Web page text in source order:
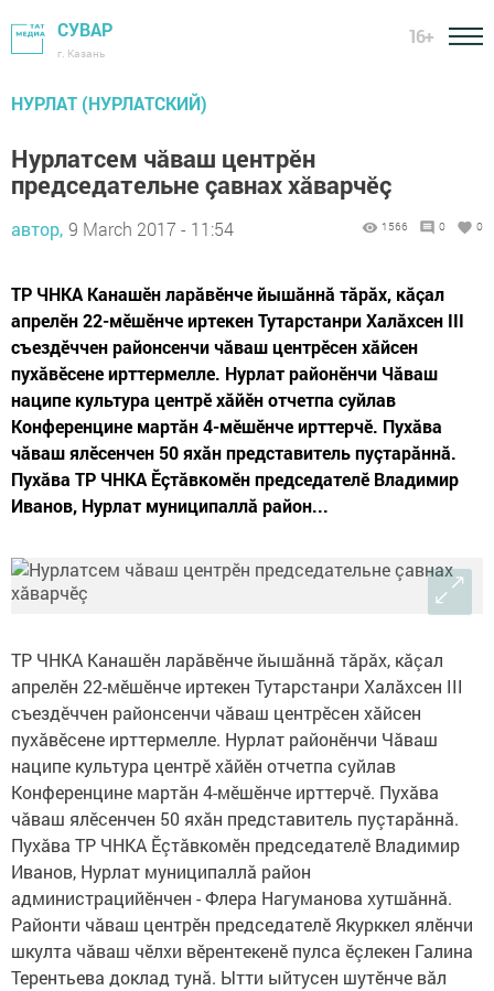
СУВАР
г. Казань
16+
НУРЛАТ (НУРЛАТСКИЙ)
Нурлатсем чăваш центрӗн
председательне çавнах хăварчӗç
автор, 9 March 2017 - 11:54 1566 0 0
ТР ЧНКА Канашӗн ларăвӗнче йышăннă тăрăх, кăçал
апрелӗн 22-мӗшӗнче иртекен Тутарстанри Халăхсен III
съездӗччен районсенчи чăваш центрӗсен хăйсен
пухăвӗсене ирттермелле. Нурлат районӗнчи Чăваш
наципе культура центрӗ хăйӗн отчетпа суйлав
Конференцине мартăн 4-мӗшӗнче ирттерчӗ. Пухăва
чăваш ялӗсенчен 50 яхăн представитель пуçтарăннă.
Пухăва ТР ЧНКА Ӗçтăвкомӗн председателӗ Владимир
Иванов, Нурлат муниципаллă район...
ТР ЧНКА Канашӗн ларăвӗнче йышăннă тăрăх, кăçал
апрелӗн 22-мӗшӗнче иртекен Тутарстанри Халăхсен III
съездӗччен районсенчи чăваш центрӗсен хăйсен
пухăвӗсене ирттермелле. Нурлат районӗнчи Чăваш
наципе культура центрӗ хăйӗн отчетпа суйлав
Конференцине мартăн 4-мӗшӗнче ирттерчӗ. Пухăва
чăваш ялӗсенчен 50 яхăн представитель пуçтарăннă.
Пухăва ТР ЧНКА Ӗçтăвкомӗн председателӗ Владимир
Иванов, Нурлат муниципаллă район
администрацийӗнчен - Флера Нагуманова хутшăннă.
Районти чăваш центрӗн председателӗ Якурккел ялӗнчи
шкулта чăваш чӗлхи вӗрентекенӗ пулса ӗçлекен Галина
Терентьева доклад тунă. Ытти ыйтусен шутӗнче вăл